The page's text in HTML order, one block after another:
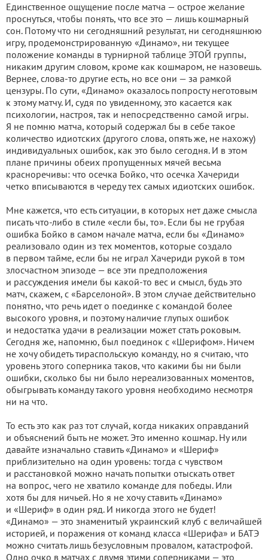
Единственное ощущение после матча — острое желание
проснуться, чтобы понять, что все это — лишь кошмарный
сон. Потому что ни сегодняшний результат, ни сегодняшнюю
игру, продемонстрированную «Динамо», ни текущее
положение команды в турнирной таблице ЭТОЙ группы,
никаким другим словом, кроме как кошмаром, не назовешь.
Вернее, слова-то другие есть, но все они — за рамкой
цензуры. По сути, «Динамо» оказалось попросту неготовым
к этому матчу. И, судя по увиденному, это касается как
психологии, настроя, так и непосредственно самой игры.
Я не помню матча, который содержал бы в себе такое
количество идиотских (другого слова, опять же, не нахожу)
индивидуальных ошибок, как это было сегодня. И в этом
плане причины обеих пропущенных мячей весьма
красноречивы: что осечка Бойко, что осечка Хачериди
четко вписываются в череду тех самых идиотских ошибок.
Мне кажется, что есть ситуации, в которых нет даже смысла
писать что-либо в стиле «если бы, то». Если бы не грубая
ошибка Бойко в самом начале матча, если бы «Динамо»
реализовало один из тех моментов, которые создало
в первом тайме, если бы не играл Хачериди рукой в том
злосчастном эпизоде — все эти предположения
и рассуждения имели бы какой-то вес и смысл, будь это
матч, скажем, с «Барселоной». В этом случае действительно
понятно, что речь идет о поединке с командой более
высокого уровня, и поэтому наличие глупых ошибок
и недостатка удачи в реализации может стать роковым.
Сегодня же, напомню, был поединок с «Шерифом». Ничем
не хочу обидеть тираспольскую команду, но я считаю, что
уровень этого соперника таков, что какими бы ни были
ошибки, сколько бы ни было нереализованных моментов,
обыгрывать команду такого уровня необходимо несмотря
ни на что.
То есть это как раз тот случай, когда никаких оправданий
и объяснений быть не может. Это именно кошмар. Ну или
давайте изначально ставить «Динамо» и «Шериф»
приблизительно на один уровень: тогда с чувством
и расстановкой можно начать попытки отыскать ответ
на вопрос, чего не хватило команде для победы. Или
хотя бы для ничьей. Но я не хочу ставить «Динамо»
и «Шериф» в один ряд. И никогда этого не будет!
«Динамо» — это знаменитый украинский клуб с величайшей
историей, и поражения от команд класса «Шерифа» и БАТЭ
можно считать лишь безусловным провалом, катастрофой.
Одно очко в матчах с двумя этими соперниками — это